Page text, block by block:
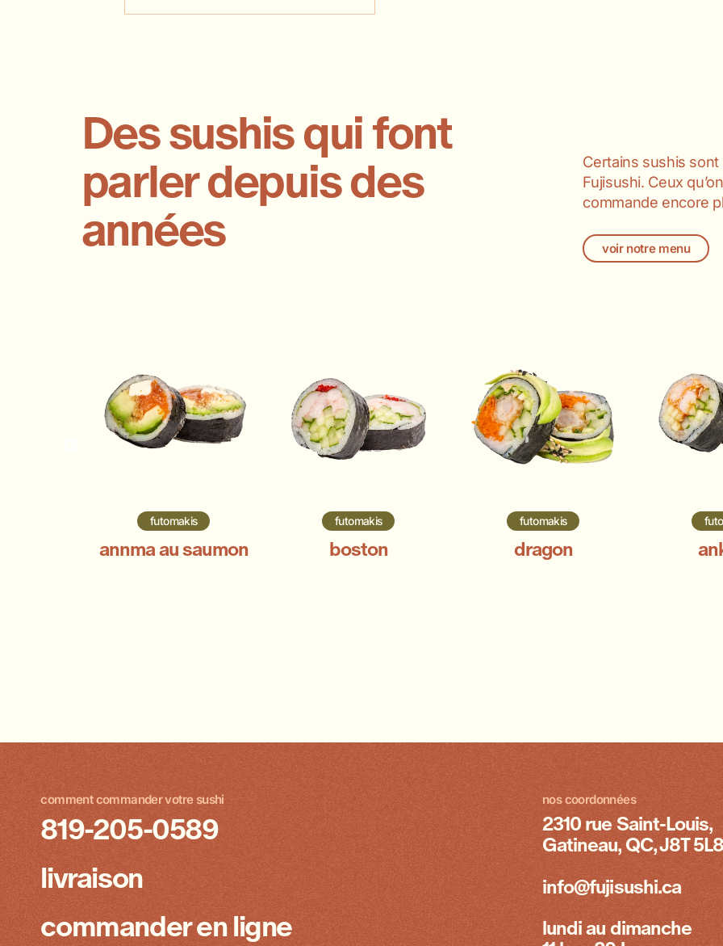
Des sushis qui font
parler depuis des
années
Certains sushis
Fujisushi. Ceux
commande encore
voir notre menu
futomakis
annma au saumon
futomakis
boston
futomakis
dragon
comment commander votre sushi
819-205-0589
livraison
commander en ligne
nos coordonnées
2310 rue Saint-Louis,
Gatineau, QC, J8T 5L8
info@fujisushi.ca
lundi au dimanche